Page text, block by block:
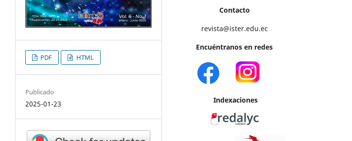
PDF HTML
Publicado
2025-01-23
Contacto
revista@ister.edu.ec
Encuéntranos en redes
Indexaciones